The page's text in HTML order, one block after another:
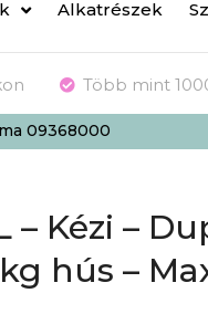
Alkatrészek
Több mint
09368000
– Kézi –
hús –